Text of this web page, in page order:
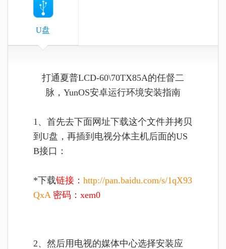
U盘
打通夏普LCD-60\70TX85A的任督二
脉，YunOS安卓运行环境安装指南
1、首先去下面网址下载这个文件并拷贝
到U盘，再插到电视分体主机后面的US
B接口：
*下载链接： http://pan.baidu.com/s/1qX93
QxA 密码：xem0
2、然后用电视的媒体中心选择安装应